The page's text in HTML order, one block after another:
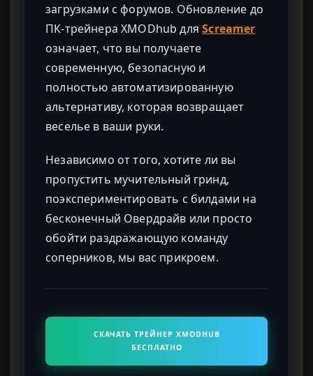
загрузками с форумов. Обновление до
ПК-трейнера XMODhub дляScreamer
означает, что вы получаете
современную, безопасную и
полностью автоматизированную
альтернативу, которая возвращает
веселье в ваши руки.
Независимо от того, хотите ли вы
пропустить мучительный гринд,
поэкспериментировать с билдами на
бесконечный Овердрайв или просто
обойти раздражающую команду
соперников, мы вас прикроем.
СКАЧАТЬ ТРЕЙНЕР XMODHUB
БЕСПЛАТНО